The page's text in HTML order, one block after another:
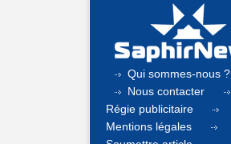
Qui sommes-nous ?
Nous contacter
Régie publicitaire
Mentions légales